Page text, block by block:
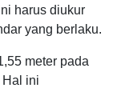
harus diukur
yang berlaku.
meter pada
Hal ini